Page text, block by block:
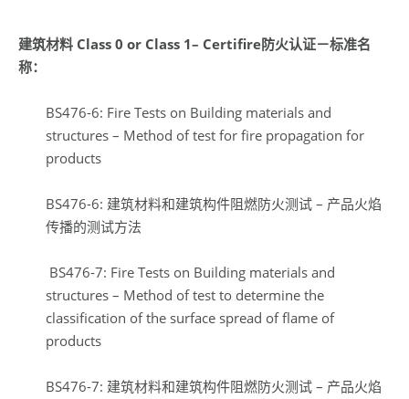
建筑材料 Class 0 or Class 1– Certifire防火认证－标准名
称：
BS476-6: Fire Tests on Building materials and
structures – Method of test for fire propagation for
products
BS476-6: 建筑材料和建筑构件阻燃防火测试 – 产品火焰
传播的测试方法
BS476-7: Fire Tests on Building materials and
structures – Method of test to determine the
classification of the surface spread of flame of
products
BS476-7: 建筑材料和建筑构件阻燃防火测试 – 产品火焰